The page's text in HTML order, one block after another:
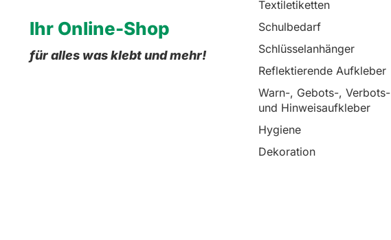
Ihr Online-Shop
für alles was klebt und mehr!
Textiletiketten
Schulbedarf
Schlüsselanhänger
Reflektierende Aufkleber
Warn-, Gebots-, Verbots-
und Hinweisaufkleber
Hygiene
Dekoration